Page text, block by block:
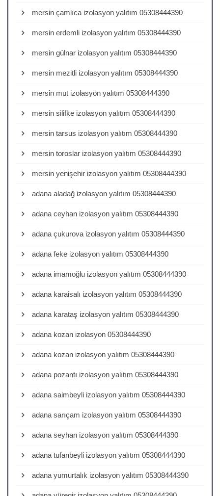
mersin çamlıca izolasyon yalıtım 05308444390
mersin erdemli izolasyon yalıtım 05308444390
mersin gülnar izolasyon yalıtım 05308444390
mersin mezitli izolasyon yalıtım 05308444390
mersin mut izolasyon yalıtım 05308444390
mersin silifke izolasyon yalıtım 05308444390
mersin tarsus izolasyon yalıtım 05308444390
mersin toroslar izolasyon yalıtım 05308444390
mersin yenişehir izolasyon yalıtım 05308444390
adana aladağ izolasyon yalıtım 05308444390
adana ceyhan izolasyon yalıtım 05308444390
adana çukurova izolasyon yalıtım 05308444390
adana feke izolasyon yalıtım 05308444390
adana imamoğlu izolasyon yalıtım 05308444390
adana karaisalı izolasyon yalıtım 05308444390
adana karataş izolasyon yalıtım 05308444390
adana kozan izolasyon 05308444390
adana kozan izolasyon yalıtım 05308444390
adana pozantı izolasyon yalıtım 05308444390
adana saimbeyli izolasyon yalıtım 05308444390
adana sarıçam izolasyon yalıtım 05308444390
adana seyhan izolasyon yalıtım 05308444390
adana tufanbeyli izolasyon yalıtım 05308444390
adana yumurtalık izolasyon yalıtım 05308444390